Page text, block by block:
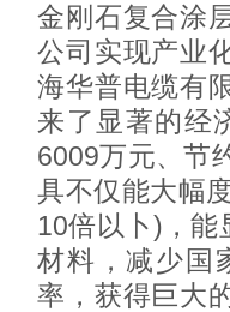
金刚石复合涂
公司实现产业
海华普电缆有
来了显著的经
6009万元、节
具不仅能大幅
10倍以卜)，能
材料，减少国
率，获得巨大